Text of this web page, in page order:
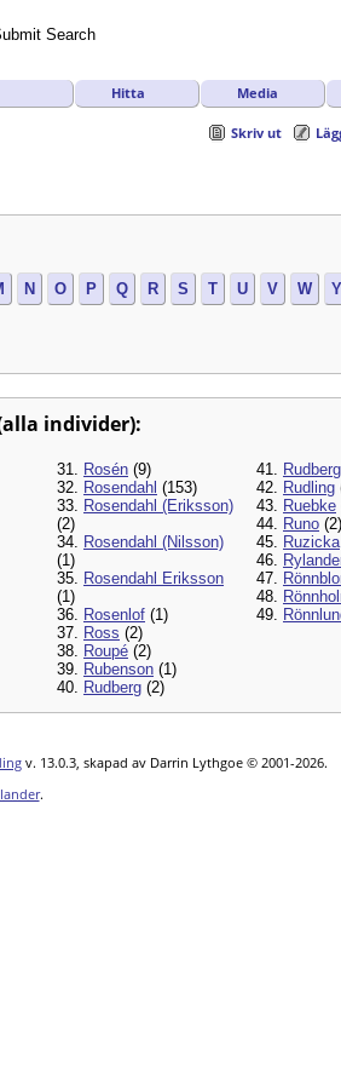
Hitta Media
Skriv ut
N O P Q R S T U V W Y
individer):
31. Rosén (9)
32. Rosendahl (153)
33. Rosendahl (Eriksson)
(2)
34. Rosendahl (Nilsson)
(1)
35. Rosendahl Eriksson
(1)
36. Rosenlof (1)
37. Ross (2)
38. Roupé (2)
39. Rubenson (1)
40. Rudberg (2)
41.
42. Rudling
43. Ruebke
44. Runo (2)
45. Ruzicka
46.
47.
48.
49.
v. 13.0.3, skapad av Darrin Lythgoe © 2001-2026.
.